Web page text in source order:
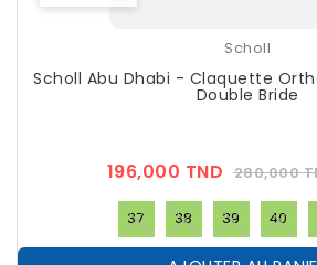
Scholl
Scholl Abu Dhabi - Claquette
Double Bride
196,000 TND Prix
Public
280,000
37 38 39 40